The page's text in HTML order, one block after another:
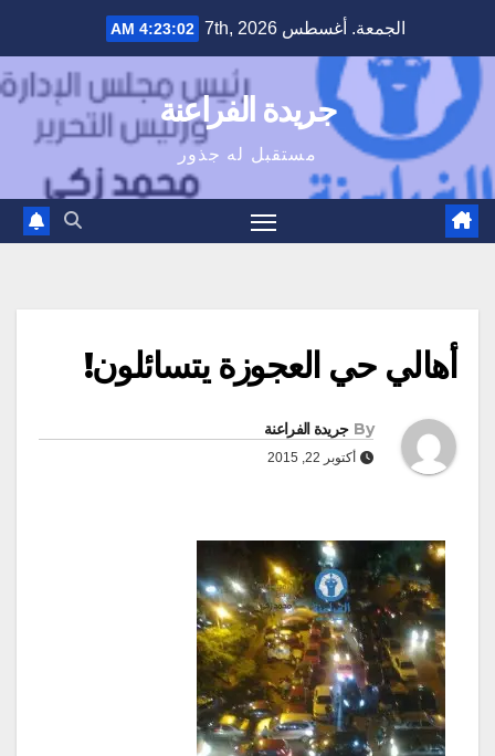
content
الجمعة. أغسطس 7th, 2026 4:23:02 AM
جريدة الفراعنة
مستقبل له جذور
أهالي حي العجوزة يتسائلون!
By جريدة الفراعنة
أكتوبر 22, 2015